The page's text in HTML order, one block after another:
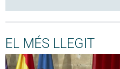
EL MÉS LLEGIT